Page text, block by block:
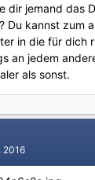
dir jemand das
Du kannst zum
in die für dich
an jedem
als sonst.
2016